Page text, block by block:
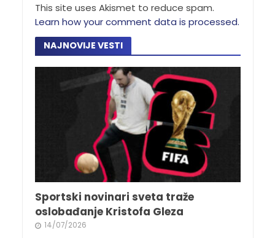
This site uses Akismet to reduce spam.
Learn how your comment data is processed.
NAJNOVIJE VESTI
Sportski novinari sveta traže
oslobađanje Kristofa Gleza
14/07/2026